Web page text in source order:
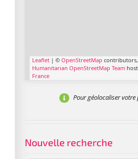
Leaflet | © OpenStreetMap
Humanitarian OpenStreetMap Team
France
Pour géolocaliser
Nouvelle recherche